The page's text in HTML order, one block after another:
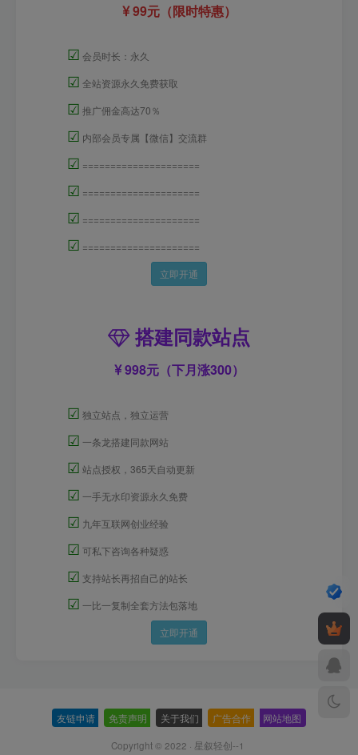
99元（限时特惠）
☑ 会员时长：永久
☑ 全站资源永久免费获取
☑ 推广佣金高达70％
☑ 内部会员专属【微信】交流群
☑ =====================
☑ =====================
☑ =====================
☑ =====================
立即开通
搭建同款站点
998元（下月涨300）
☑ 独立站点，独立运营
☑ 一条龙搭建同款网站
☑ 站点授权，365天自动更新
☑ 一手无水印资源永久免费
☑ 九年互联网创业经验
☑ 可私下咨询各种疑惑
☑ 支持站长再招自己的站长
☑ 一比一复制全套方法包落地
立即开通
友链申请 免责声明 关于我们 广告合作 网站地图
Copyright © 2022 · 星叙轻创--1